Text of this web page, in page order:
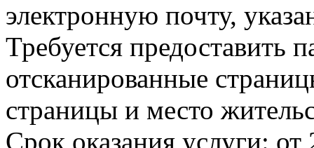
электронную почту,
Требуется предоставить
отсканированные
страницы и место
Срок оказания услуги: от